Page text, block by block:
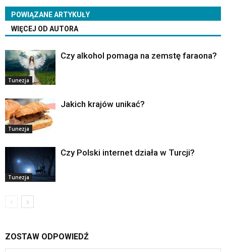
POWIĄZANE ARTYKUŁY
WIĘCEJ OD AUTORA
Tunezja
Czy alkohol pomaga na zemstę faraona?
Tunezja
Jakich krajów unikać?
Tunezja
Czy Polski internet działa w Turcji?
ZOSTAW ODPOWIEDŹ